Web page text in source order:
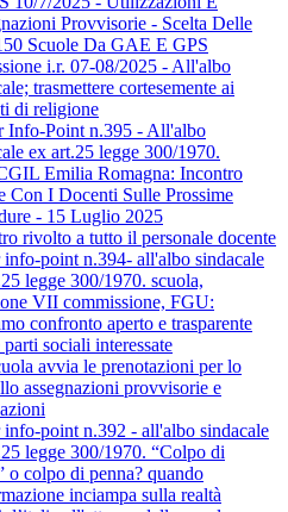
Provvisorie - Scelta Delle
Scuole Da GAE E GPS
i.r. 07-08/2025 - All'albo
trasmettere cortesemente ai
di religione
Info-Point n.395 - All'albo
ex art.25 legge 300/1970.
Emilia Romagna: Incontro
Con I Docenti Sulle Prossime
- 15 Luglio 2025
rivolto a tutto il personale docente
info-point n.394- all'albo sindacale
legge 300/1970. scuola,
VII commissione, FGU:
confronto aperto e trasparente
sociali interessate
avvia le prenotazioni per lo
assegnazioni provvisorie e
info-point n.392 - all'albo sindacale
legge 300/1970. “Colpo di
o colpo di penna? quando
inciampa sulla realtà